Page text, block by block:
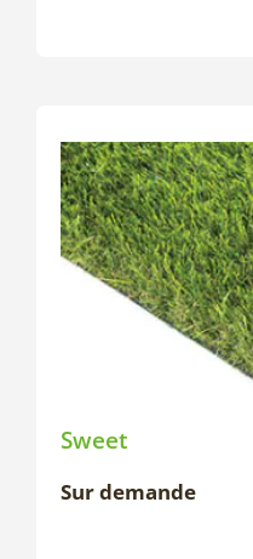
Sweet
Sur demande